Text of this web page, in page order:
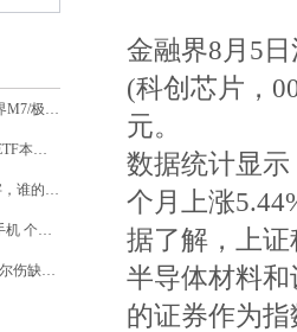
20-30万元的新能源，Model Y/问界M7/极氪001/昊铂HT该怎么选？
投资者抄底买入加密货币 以太坊ETF本周净流入约1.2亿美元
郭沫若与谭延闿的“中国银行”题字，谁的字更能打动人心？
摩托罗拉推出ThinkPhone 25商务手机 个人也可以买到
[小炮APP]竞彩情报：巴西队内马尔伤缺无缘比赛
金融界8月5
(科创芯片，
元。
数据统计显
个月上涨
据了解，上
半导体材料
的证券作为